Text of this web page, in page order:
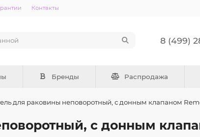
Контакты
8 (499)
Бренды Распродажа
для раковины неповоротный, с донным клапаном
с донным